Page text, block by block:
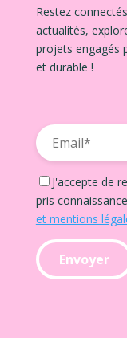
Restez
actualités,
projets engagés
et durable !
J'accepte de
pris
et mentions